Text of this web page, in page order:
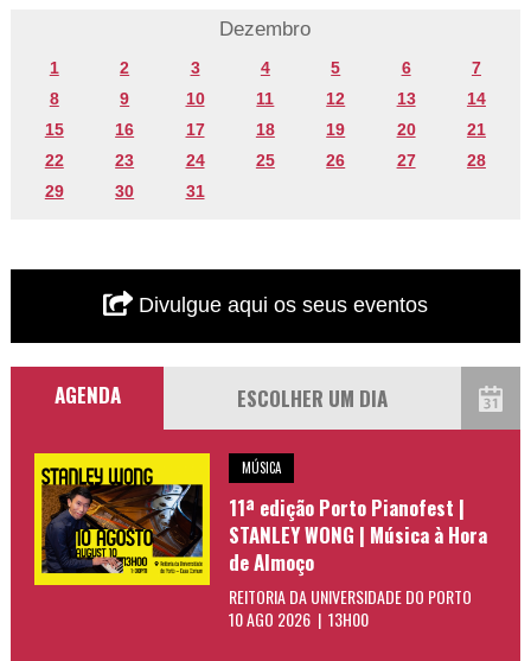
Dezembro
1 2 3 4 5 6
7
8
9 10 11 12 13
14
15
16 17 18 19 20
21
22
23 24 25 26 27
28
29
30 31
Divulgue aqui os seus eventos
AGENDA
MÚSICA
11ª edição Porto Pianofest |
STANLEY WONG | Música à Hora
de Almoço
REITORIA DA UNIVERSIDADE DO PORTO
10 AGO 2026 | 13H00